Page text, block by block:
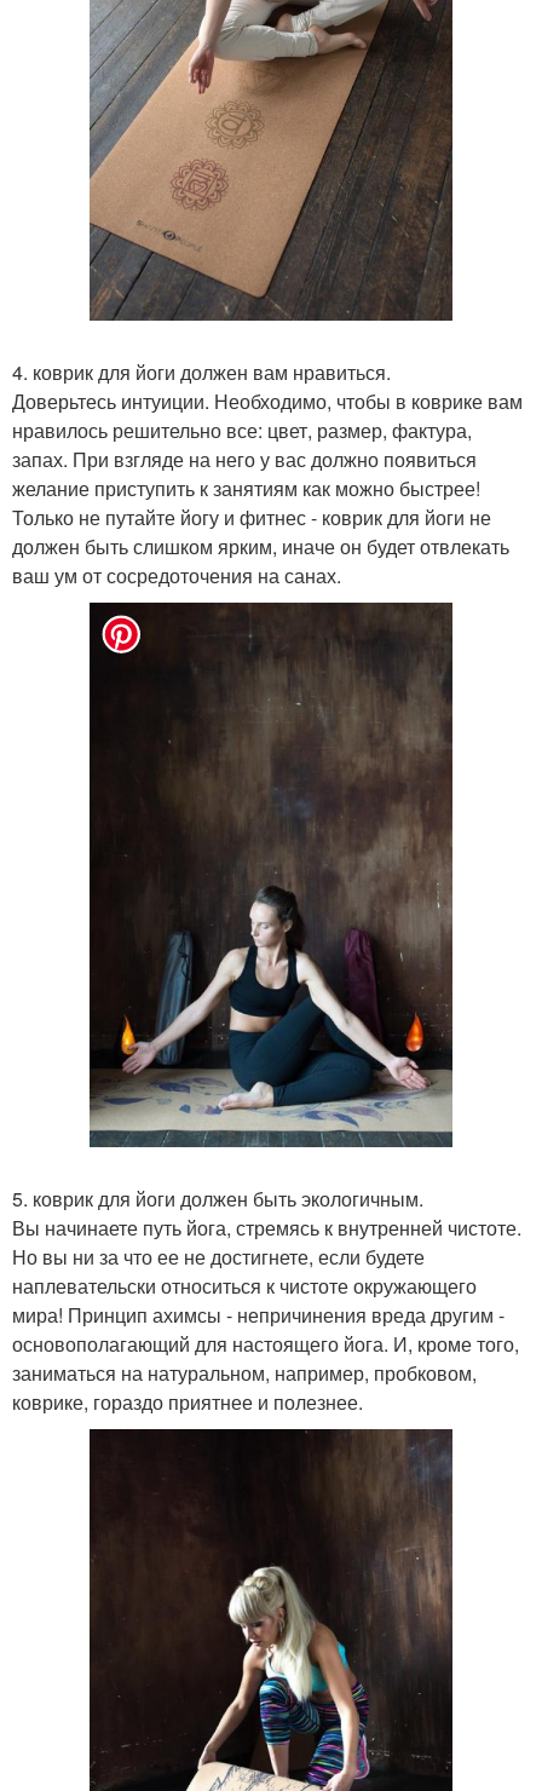
4. коврик для йоги должен вам нравиться.
Доверьтесь интуиции. Необходимо, чтобы в коврике вам
нравилось решительно все: цвет, размер, фактура,
запах. При взгляде на него у вас должно появиться
желание приступить к занятиям как можно быстрее!
Только не путайте йогу и фитнес - коврик для йоги не
должен быть слишком ярким, иначе он будет отвлекать
ваш ум от сосредоточения на санах.
5. коврик для йоги должен быть экологичным.
Вы начинаете путь йога, стремясь к внутренней чистоте.
Но вы ни за что ее не достигнете, если будете
наплевательски относиться к чистоте окружающего
мира! Принцип ахимсы - непричинения вреда другим -
основополагающий для настоящего йога. И, кроме того,
заниматься на натуральном, например, пробковом,
коврике, гораздо приятнее и полезнее.